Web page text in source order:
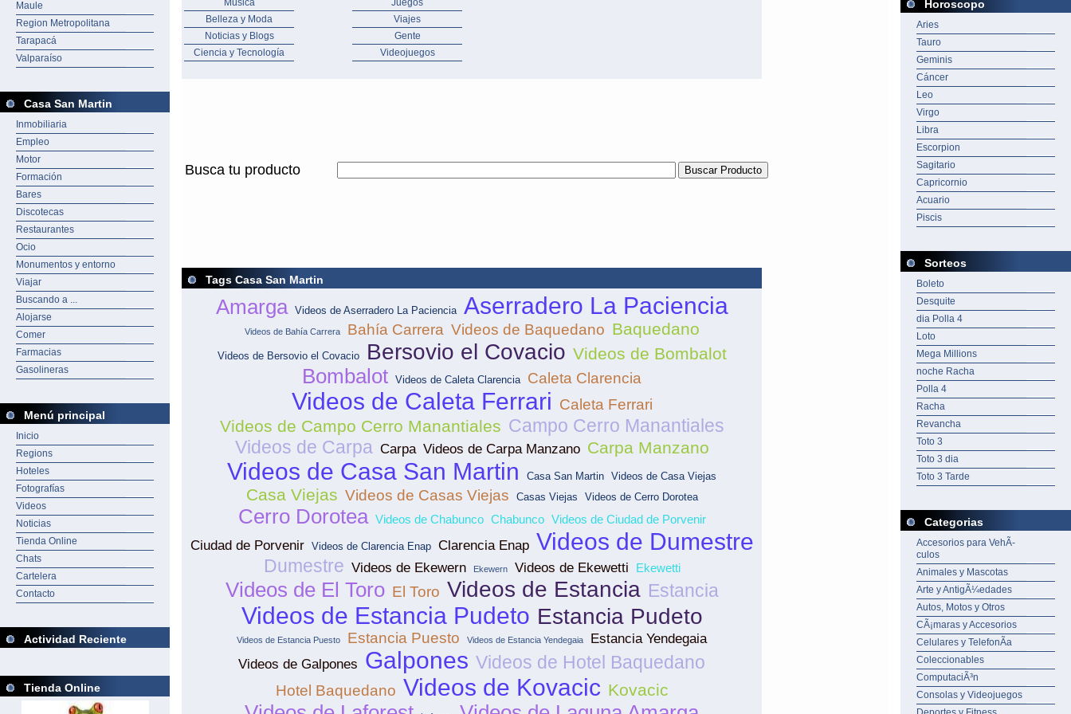
Maule
Region Metropolitana
Tarapacá
Valparaíso
Casa San Martin
Inmobiliaria
Empleo
Motor
Formación
Bares
Discotecas
Restaurantes
Ocio
Monumentos y entorno
Viajar
Buscando a ...
Alojarse
Comer
Farmacias
Gasolineras
Menú principal
Inicio
Regions
Hoteles
Fotografías
Videos
Noticias
Tienda Online
Chats
Cartelera
Contacto
Actividad Reciente
Tienda Online
Música
Belleza y Moda
Noticias y Blogs
Ciencia y Tecnología
Juegos
Viajes
Gente
Videojuegos
Busca tu producto
Tags Casa San Martin
Amarga Videos de Aserradero La Paciencia Aserradero La Paciencia
Videos de Bahía Carrera Bahía Carrera Videos de Baquedano Baquedano
Videos de Bersovio el Covacio Bersovio el Covacio Videos de Bombalot
Bombalot Videos de Caleta Clarencia Caleta Clarencia
Videos de Caleta Ferrari Caleta Ferrari
Videos de Campo Cerro Manantiales Campo Cerro Manantiales
Videos de Carpa Carpa Videos de Carpa Manzano Carpa Manzano
Videos de Casa San Martin Casa San Martin Videos de Casa Viejas
Casa Viejas Videos de Casas Viejas Casas Viejas Videos de Cerro Dorotea
Cerro Dorotea Videos de Chabunco Chabunco Videos de Ciudad de Porvenir
Ciudad de Porvenir Videos de Clarencia Enap Clarencia Enap Videos de Dumestre
Dumestre Videos de Ekewern Ekewern Videos de Ekewetti Ekewetti
Videos de El Toro El Toro Videos de Estancia Estancia
Videos de Estancia Pudeto Estancia Pudeto
Videos de Estancia Puesto Estancia Puesto Videos de Estancia Yendegaia
Estancia Yendegaia
Videos de Galpones Galpones Videos de Hotel Baquedano
Hotel Baquedano Videos de Kovacic Kovacic
Horoscopo
Aries
Tauro
Geminis
Cáncer
Leo
Virgo
Libra
Escorpion
Sagitario
Capricornio
Acuario
Piscis
Sorteos
Boleto
Desquite
dia Polla 4
Loto
Mega Millions
noche Racha
Polla 4
Racha
Revancha
Toto 3
Toto 3 dia
Toto 3 Tarde
Categorias
Accesorios para VehÃ­
culos
Animales y Mascotas
Arte y AntigÃ¼edades
Autos, Motos y Otros
CÃ¡maras y Accesorios
Celulares y TelefonÃ­a
Coleccionables
ComputaciÃ³n
Consolas y Videojuegos